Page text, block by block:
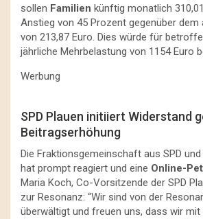
sollen Familien künftig monatlich
Anstieg von 45 Prozent gegenüber dem
von 213,87 Euro. Dies würde für
jährliche Mehrbelastung von 1154 Euro
Werbung
SPD Plauen initiiert Widerstand
Beitragserhöhung
Die Fraktionsgemeinschaft aus SPD
hat prompt reagiert und eine Online-
Maria Koch, Co-Vorsitzende der SPD
zur Resonanz: “Wir sind von der
überwältigt und freuen uns, dass wir mit